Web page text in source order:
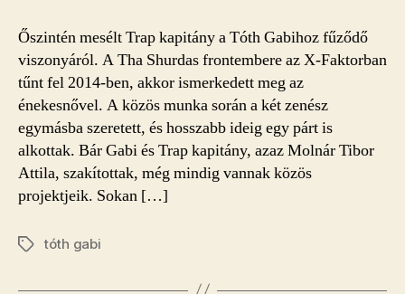
Őszintén mesélt Trap kapitány a Tóth Gabihoz fűződő
viszonyáról. A Tha Shurdas frontembere az X-Faktorban
tűnt fel 2014-ben, akkor ismerkedett meg az
énekesnővel. A közös munka során a két zenész
egymásba szeretett, és hosszabb ideig egy párt is
alkottak. Bár Gabi és Trap kapitány, azaz Molnár Tibor
Attila, szakítottak, még mindig vannak közös
projektjeik. Sokan […]
Címkéktóth gabi